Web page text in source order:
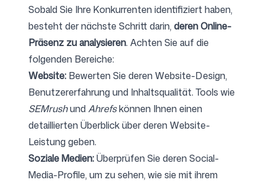
Sobald Sie Ihre Konkurrenten identifiziert haben,
besteht der nächste Schritt darin, deren Online-
Präsenz zu analysieren. Achten Sie auf die
folgenden Bereiche:
Website: Bewerten Sie deren Website-Design,
Benutzererfahrung und Inhaltsqualität. Tools wie
SEMrushundAhrefskönnen Ihnen einen
detaillierten Überblick über deren Website-
Leistung geben.
Soziale Medien:Überprüfen Sie deren Social-
Media-Profile, um zu sehen, wie sie mit ihrem